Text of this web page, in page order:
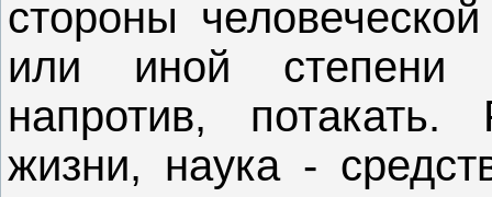
стороны
или иной степени
напротив,
жизни, наука -